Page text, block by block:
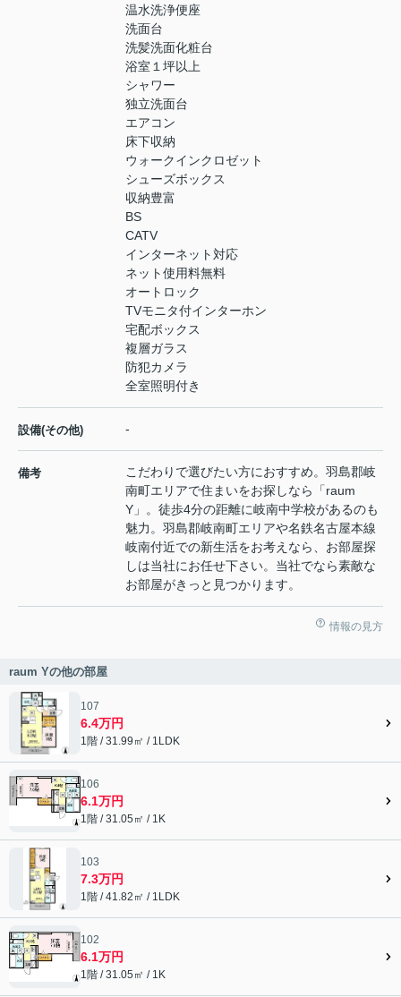
温水洗浄便座
洗面台
洗髪洗面化粧台
浴室１坪以上
シャワー
独立洗面台
エアコン
床下収納
ウォークインクロゼット
シューズボックス
収納豊富
BS
CATV
インターネット対応
ネット使用料無料
オートロック
TVモニタ付インターホン
宅配ボックス
複層ガラス
防犯カメラ
全室照明付き
設備(その他) -
備考
こだわりで選びたい方におすすめ。羽島郡岐
南町エリアで住まいをお探しなら「raum
Y」。徒歩4分の距離に岐南中学校があるのも
魅力。羽島郡岐南町エリアや名鉄名古屋本線
岐南付近での新生活をお考えなら、お部屋探
しは当社にお任せ下さい。当社でなら素敵な
お部屋がきっと見つかります。
情報の見方
raum Yの他の部屋
107
6.4万円
1階 / 31.99㎡ / 1LDK
106
6.1万円
1階 / 31.05㎡ / 1K
103
7.3万円
1階 / 41.82㎡ / 1LDK
102
6.1万円
1階 / 31.05㎡ / 1K